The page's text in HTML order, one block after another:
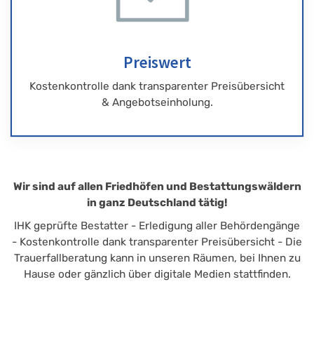
Preiswert
Kostenkontrolle dank transparenter Preisübersicht
& Angebotseinholung.
Wir sind auf allen Friedhöfen und Bestattungswäldern
in ganz Deutschland tätig!
IHK geprüfte Bestatter - Erledigung aller Behördengänge
- Kostenkontrolle dank transparenter Preisübersicht - Die
Trauerfallberatung kann in unseren Räumen, bei Ihnen zu
Hause oder gänzlich über digitale Medien stattfinden.